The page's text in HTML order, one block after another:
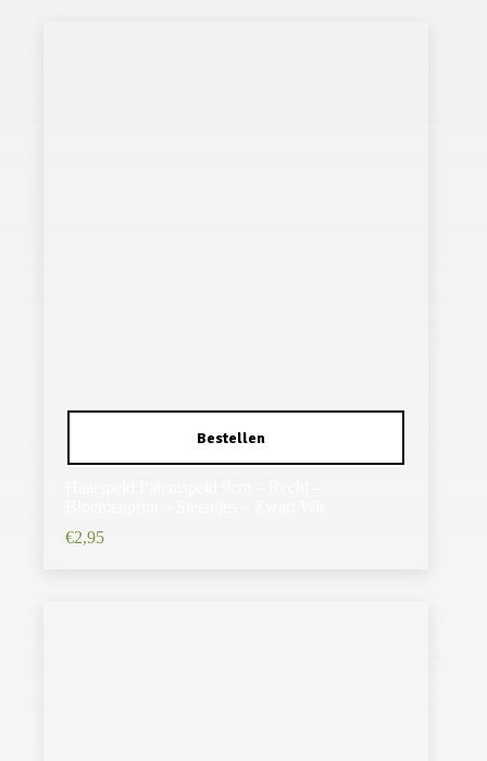
€2,95